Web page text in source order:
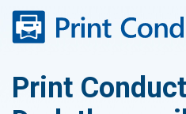
Skip
Print